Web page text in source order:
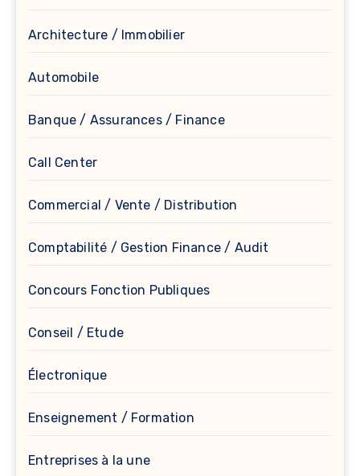
Architecture / Immobilier
Automobile
Banque / Assurances / Finance
Call Center
Commercial / Vente / Distribution
Comptabilité / Gestion Finance / Audit
Concours Fonction Publiques
Conseil / Etude
Électronique
Enseignement / Formation
Entreprises à la une